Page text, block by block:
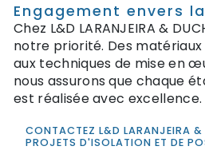
Engagement envers
Chez L&D LARANJEIRA &
notre priorité. Des
aux techniques de mise en
nous assurons que chaque
est réalisée avec excellence.
CONTACTEZ L&D LARANJEIRA
PROJETS D'ISOLATION ET DE